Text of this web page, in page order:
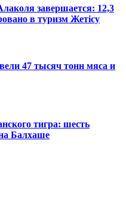
завершается: 12,3
в туризм Жетісу
47 тысяч тонн мяса и
тигра: шесть
Балхаше